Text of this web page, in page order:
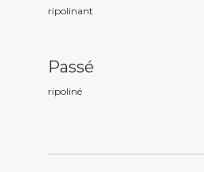
ripolinant
Passé
ripoliné